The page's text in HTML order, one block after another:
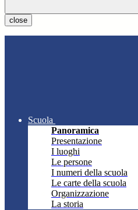
close
Scuola
Panoramica
Presentazione
I luoghi
Le persone
I numeri della scuola
Le carte della scuola
Organizzazione
La storia